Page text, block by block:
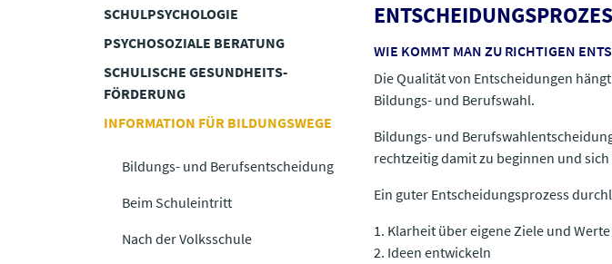
SCHULPSYCHOLOGIE
PSYCHOSOZIALE BERATUNG
SCHULISCHE GESUNDHEITS­
FÖRDERUNG
INFORMATION FÜR BILDUNGSWEGE
Bildungs- und Berufsentscheidung
Beim Schuleintritt
Nach der Volksschule
WIE KOMMT MAN ZU RICHTIGEN
Die Qualität von Entscheidungen
Bildungs- und Berufswahl.
Bildungs- und
rechtzeitig damit zu beginnen und
Ein guter Entscheidungsprozess
1. Klarheit über eigene Ziele und
2. Ideen entwickeln